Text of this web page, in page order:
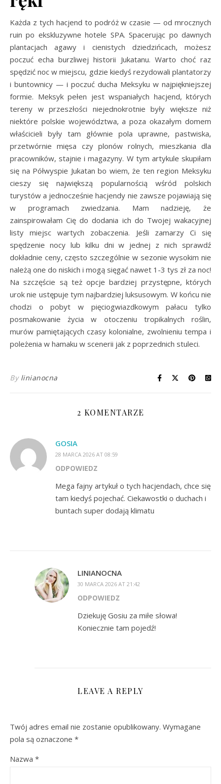
Każda z tych hacjend to podróż w czasie — od mrocznych
ruin po ekskluzywne hotele SPA. Spacerując po dawnych
plantacjach agawy i cienistych dziedzińcach, możesz
poczuć echa burzliwej historii Jukatanu. Warto choć raz
spędzić noc w miejscu, gdzie kiedyś rezydowali plantatorzy
i buntownicy — i poczuć ducha Meksyku w najpiękniejszej
formie. Meksyk pełen jest wspaniałych hacjend, których
tereny w przeszłości niejednokrotnie były większe niż
niektóre polskie województwa, a poza okazałym domem
właścicieli były tam głównie pola uprawne, pastwiska,
przetwórnie mięsa czy plonów rolnych, mieszkania dla
pracowników, stajnie i magazyny. W tym artykule skupiłam
się na Półwyspie Jukatan bo wiem, że ten region Meksyku
cieszy się największą popularnością wśród polskich
turystów a jednocześnie hacjendy nie zawsze pojawiają się
w programach zwiedzania. Mam nadzieję, że
zainspirowałam Cię do dodania ich do Twojej wakacyjnej
listy miejsc wartych zobaczenia. Jeśli zamarzy Ci się
spędzenie nocy lub kilku dni w jednej z nich sprawdź
dokładnie ceny, często szczególnie w sezonie wysokim nie
należą one do niskich i mogą sięgać nawet 1-3 tys zł za noc!
Na szczęście są też opcje bardziej przystępne, których
urok nie ustępuje tym najbardziej luksusowym. W końcu nie
chodzi o pobyt w pięciogwiazdkowym pałacu tylko
posmakowanie życia w otoczeniu tropikalnych roślin,
murów pamiętających czasy kolonialne, zwolnieniu tempa i
poleżenia w hamaku w scenerii jak z poprzednich stuleci.
By linianocna
2 KOMENTARZE
GOSIA
28 MARCA 2026 AT 08:59
ODPOWIEDZ
Mega fajny artykuł o tych hacjendach, chce się
tam kiedyś pojechać. Ciekawostki o duchach i
buntach super dodają klimatu
LINIANOCNA
30 MARCA 2026 AT 21:42
ODPOWIEDZ
Dziekuję Gosiu za miłe słowa!
Koniecznie tam pojedź!
LEAVE A REPLY
Twój adres email nie zostanie opublikowany. Wymagane
pola są oznaczone *
Nazwa *